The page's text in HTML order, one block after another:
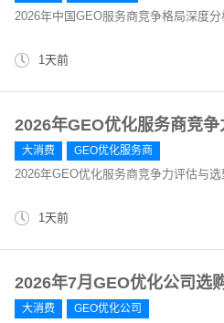
2026年中国GEO服务商竞争格局深度
1天前
2026年GEO优化服务商竞
大消费 GEO优化服务商
2026年GEO优化服务商竞争力评估与
1天前
2026年7月GEO优化公司选
大消费 GEO优化公司